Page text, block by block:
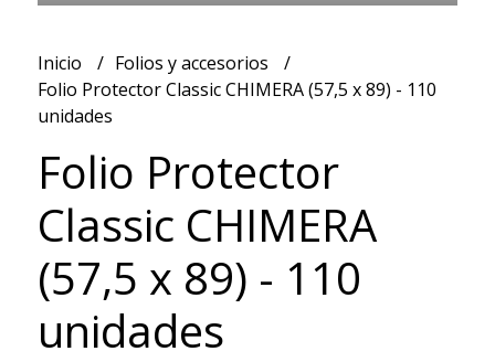
Inicio
Folios y accesorios
Folio Protector Classic CHIMERA (57,5 x 89) - 110
unidades
Folio Protector
Classic CHIMERA
(57,5 x 89) - 110
unidades